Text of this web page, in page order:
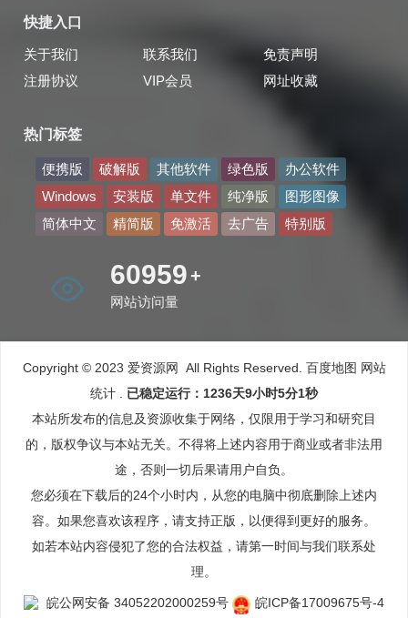
快捷入口
关于我们 联系我们
免责声明
注册协议
VIP会员 网址收藏
热门标签
便携版 破解版 其他软件 绿色版
办公软件
Windows
安装版 单文件 纯净版
图形图像
简体中文
精简版 免激活 去广告 特别版
68631 +
网站访问量
Copyright © 2023 爱资源网 All Rights Reserved. 百度地图 网站
统计
已稳定运行：1236天9小时5分1秒
本站所发布的信息及资源收集于网络，仅限用于学习和研究目
的，版权争议与本站无关。不得将上述内容用于商业或者非法用
途，否则一切后果请用户自负。
您必须在下载后的24个小时内，从您的电脑中彻底删除上述内
容。如果您喜欢该程序，请支持正版，以便得到更好的服务。
如若本站内容侵犯了您的合法权益，请第一时间与我们联系处
理。
皖公网安备 34052202000259号 皖ICP备17009675号-4